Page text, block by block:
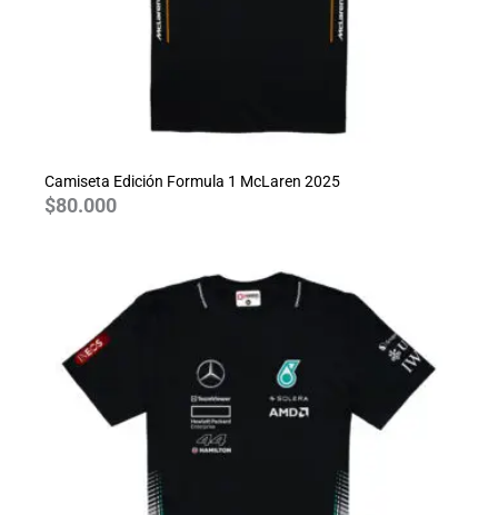
Camiseta Edición Formula 1 McLaren 2025
$80.000
de
precios:
hasta
$80.000